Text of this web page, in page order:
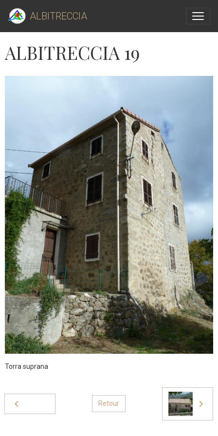
ALBITRECCIA
ALBITRECCIA 19
Torra suprana
Retour